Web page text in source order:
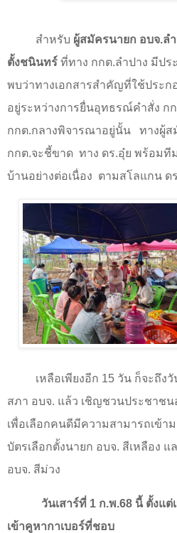
สำหรับ ผู้สมัครนายก อบจ.ลำ
ตั้งชนินทร์ ที่ทาง กกต.ลำปาง มีปร
พบว่าทางเอกสารสำคัญที่ใช้ประก
อยู่ระหว่างการยื่นอุทธรณ์คำสั่ง ก
กกต.กลางพิจารณาอยู่นั้น
ทางผู้ส
กกต.จะชี้ขาด ทาง ดร.อุ๋ย พร้อมที
บ้านอย่างต่อเนื่อง ตามสโลแกน ด
เหลือเพียงอีก 15 วัน ก็จะถึง
สภา อบจ. แล้ว เชิญชวนประชาช
เพื่อเลือกคนดีมีความสามารถเข้า
บัตรเลือกตั้งนายก อบจ. สีเหลือง
อบจ. สีม่วง
วันเสาร์ที่ 1 ก.พ.68 นี้ ตั้งแต่
เข้าคูหากาเบอร์ที่ชอบ